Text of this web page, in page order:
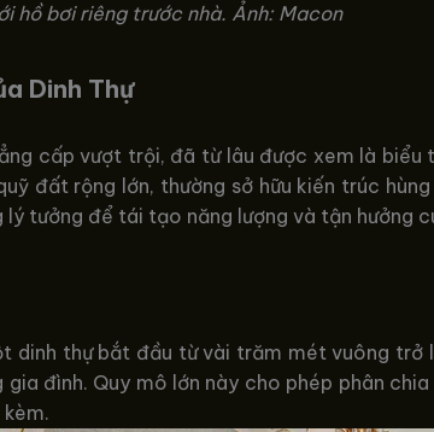
hồ bơi riêng trước nhà. Ảnh: Macon
Dinh Thự
cấp vượt trội, đã từ lâu được xem là
đất rộng lớn, thường sở hữu kiến trúc
lý tưởng để tái tạo năng lượng và tận hưởng
dinh thự bắt đầu từ vài trăm mét vuông
đình. Quy mô lớn này cho phép phân